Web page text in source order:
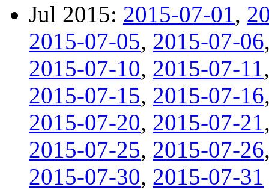
Jul 2015: 2015-07-01,
2015-07-05, 2015-07-06
2015-07-10, 2015-07-11
2015-07-15, 2015-07-16
2015-07-20, 2015-07-21
2015-07-25, 2015-07-26
2015-07-30, 2015-07-31